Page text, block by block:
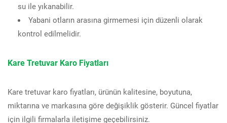
su ile yıkanabilir.
Yabani otların arasına girmemesi için düzenli olarak
kontrol edilmelidir.
Kare Tretuvar Karo Fiyatları
Kare tretuvar karo fiyatları, ürünün kalitesine, boyutuna,
miktarına ve markasına göre değişiklik gösterir. Güncel fiyatlar
için ilgili firmalarla iletişime geçebilirsiniz.